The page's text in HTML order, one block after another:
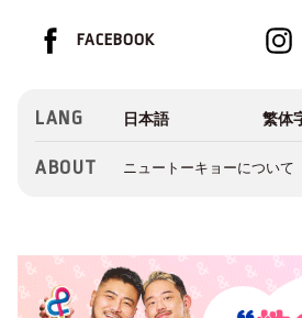
FACEBOOK
LANG
ABOUT ニュートーキョーについて